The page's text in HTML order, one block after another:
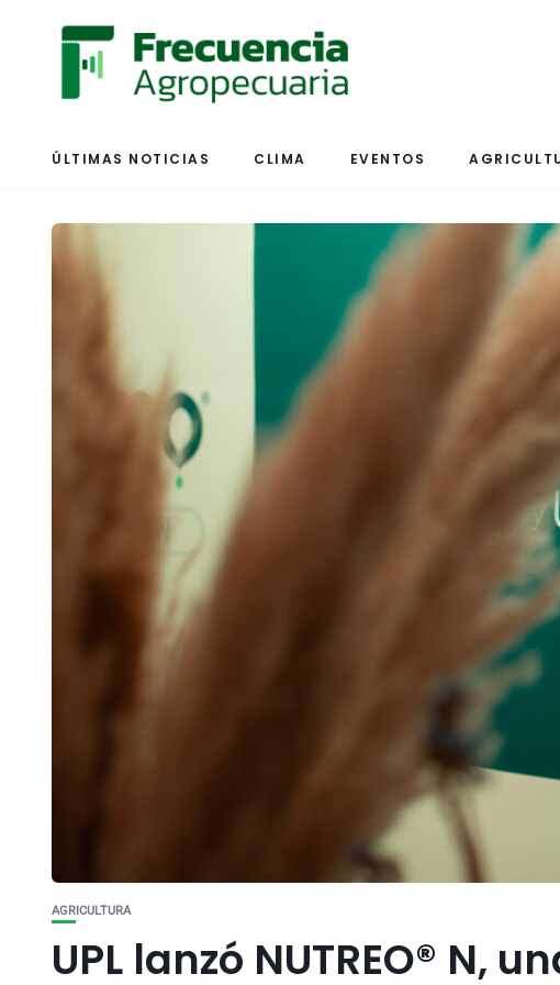
ÚLTIMAS NOTICIAS CLIMA EVENTOS
AGRICULTURA
UPL lanzó NUTREO® N,